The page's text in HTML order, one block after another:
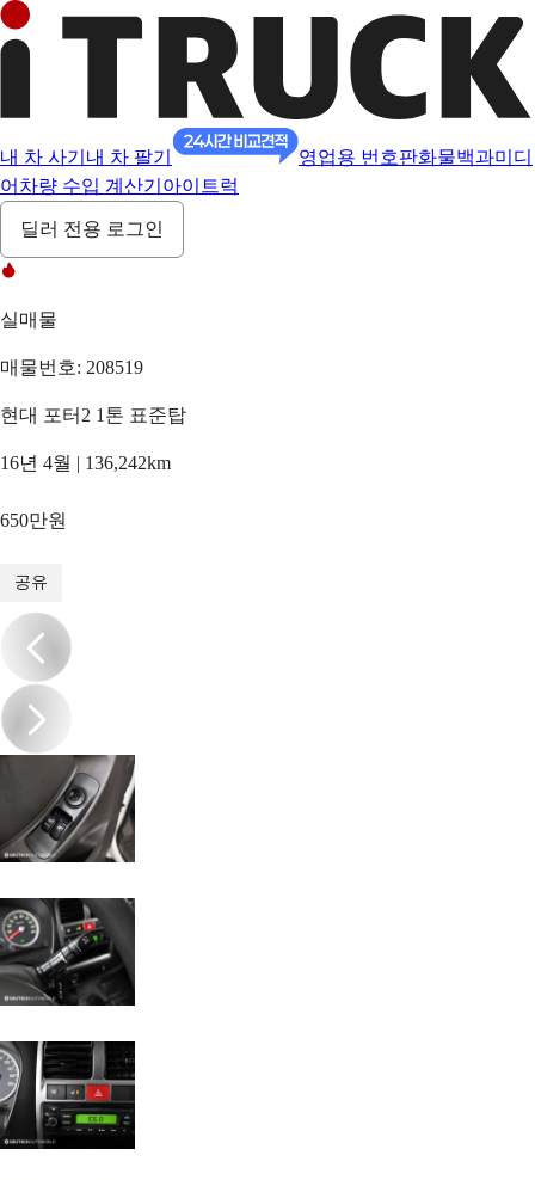
내 차 사기 내 차 팔기 영업용 번호판화물백과미디
어 차량 수입 계산기 아이트럭
딜러 전용 로그인
실매물
매물번호: 208519
현대 포터2 1톤 표준탑
16년 4월 | 136,242km
650만원
공유
/20